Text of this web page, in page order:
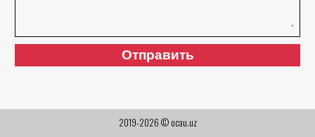
2019-2026 © ocau.uz